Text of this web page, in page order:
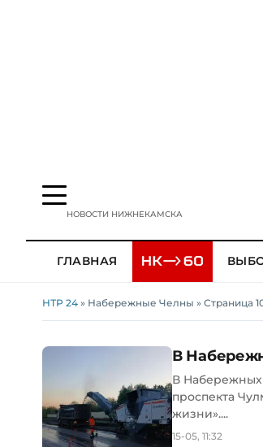
НОВОСТИ НИЖНЕКАМСКА
ГЛАВНАЯ
НТР 24 » Набережные Челны » Страница
В
В Набережных
проспекта
жизни»....
15-05, 11:32